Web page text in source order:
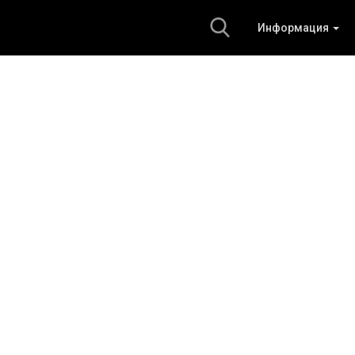
Информация